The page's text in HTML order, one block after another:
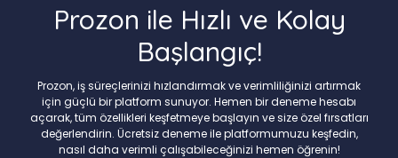
Prozon ile Hızlı ve Kolay
Başlangıç!
Prozon, iş süreçlerinizi hızlandırmak ve verimliliğinizi artırmak
için güçlü bir platform sunuyor. Hemen bir deneme hesabı
açarak, tüm özellikleri keşfetmeye başlayın ve size özel fırsatları
değerlendirin. Ücretsiz deneme ile platformumuzu keşfedin,
nasıl daha verimli çalışabileceğinizi hemen öğrenin!